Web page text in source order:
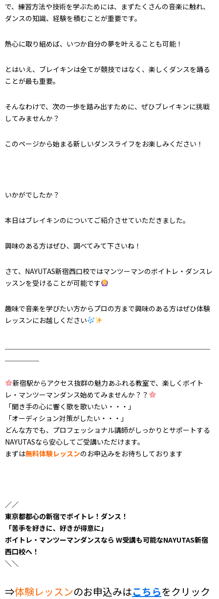
で、練習方法や技術を学ぶためには、まずたくさんの音楽に触れ、
ダンスの知識、経験を積むことが重要です。
熱心に取り組めば、いつか自分の夢を叶えることも可能！
とはいえ、ブレイキンは全てが競技ではなく、楽しくダンスを踊る
ことが最も重要。
そんなわけで、次の一歩を踏み出すために、ぜひブレイキンに挑戦
してみませんか？
このページから始まる新しいダンスライフをお楽しみください！
いかがでしたか？
本日はブレイキンのについてご紹介させていただきました。
興味のある方はぜひ、調べてみて下さいね！
さて、NAYUTAS新宿西口校ではマンツーマンのボイトレ・ダンスレ
ッスンを受けることが可能です
趣味で音楽を学びたい方からプロの方まで興味のある方はぜひ体験
レッスンにお越しください
新宿駅からアクセス抜群の魅力あふれる教室で、 楽しくボイト
レ・マンツーマンダンス始めてみませんか？？
「聞き手の心に響く歌を歌いたい・・・」
「オーディション対策がしたい・・・」
どんな方でも、プロフェッショナル講師がしっかりとサポートする
NAYUTASなら安心してご受講いただけます。
まずは無料体験レッスンのお申込みをお待ちしております
／／
東京都都心の新宿でボイトレ！ダンス！
「苦手を好きに、好きが得意に」
ボイトレ・マンツーマンダンスなら W受講も可能なNAYUTAS新宿
西口校へ！
＼＼
⇒体験レッスンのお申込みはこちらをクリック